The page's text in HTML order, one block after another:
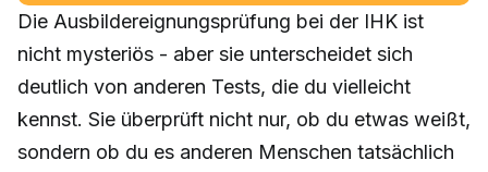
Die Ausbildereignungsprüfung bei der IHK ist
nicht mysteriös - aber sie unterscheidet sich
deutlich von anderen Tests, die du vielleicht
kennst. Sie überprüft nicht nur, ob du etwas weißt,
sondern ob du es anderen Menschen tatsächlich